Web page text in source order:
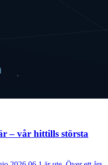
– vår hittills största